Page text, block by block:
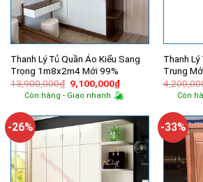
Thanh Lý Tủ Quần Áo Kiểu Sang
Trọng 1m8x2m4 Mới 99%
13,900,000₫ Giá
gốc
là:
9,100,000₫Giá
hiện
tại
9,100,000₫.
Còn hàng - Giao nhanh
Thanh
Trung
Còn
-26% -33%